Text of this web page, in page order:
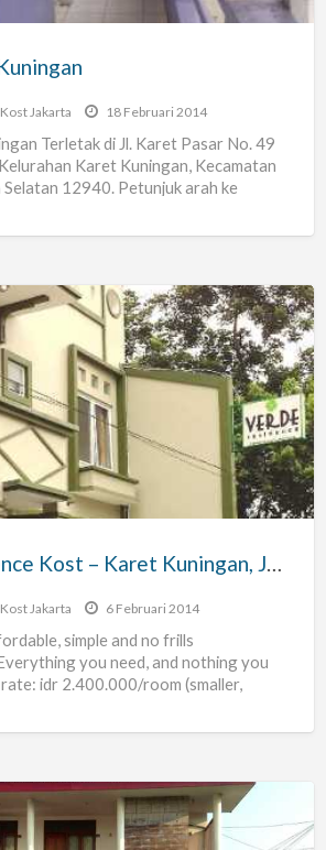
Kost Jakarta 18 Februari 2014
Terletak di Jl. Karet Pasar No. 49
Karet Kuningan, Kecamatan
12940. Petunjuk arah ke
Kost Jakarta 6 Februari 2014
simple and no frills
you need, and nothing you
idr 2.400.000/room (smaller,